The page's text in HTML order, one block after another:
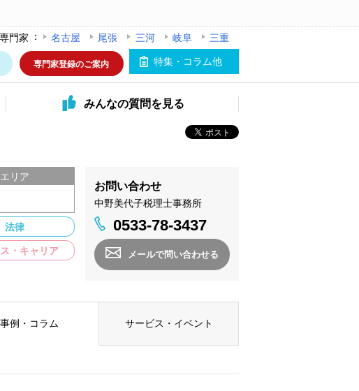
門家 名古屋 尾張 三河 岐阜
三重
特集・コラム他
専門家登録のご案内
みんなの質問を見る
お問い合わせ
中野美代子税理士事務所
0533-78-3437
メールで問い合わせる
リア
法律
・キャリア
事例・コラム サービス・イベント